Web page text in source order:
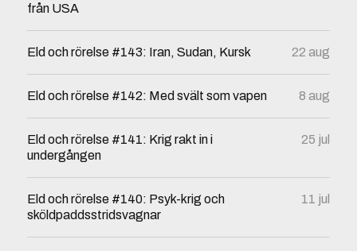
från USA
Eld och rörelse #143: Iran, Sudan, Kursk 22 aug
Eld och rörelse #142: Med svält som vapen 8 aug
Eld och rörelse #141: Krig rakt in i
undergången
25 jul
Eld och rörelse #140: Psyk-krig och
sköldpaddsstridsvagnar
11 jul